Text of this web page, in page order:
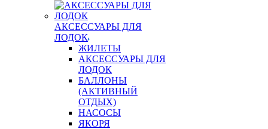
АКСЕССУАРЫ ДЛЯ
ЛОДОК
ЖИЛЕТЫ
АКСЕССУАРЫ ДЛЯ
ЛОДОК
БАЛЛОНЫ
(АКТИВНЫЙ
ОТДЫХ)
НАСОСЫ
ЯКОРЯ